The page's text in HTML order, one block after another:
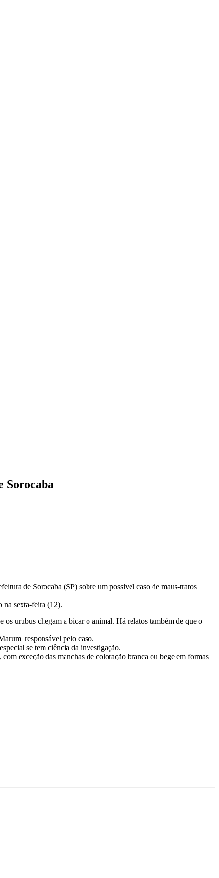
Sorocaba
de Sorocaba (SP) sobre um possível caso de maus-tratos
na sexta-feira (12).
os urubus chegam a bicar o animal. Há relatos também de que o
responsável pelo caso.
se tem ciência da investigação.
exceção das manchas de coloração branca ou bege em formas